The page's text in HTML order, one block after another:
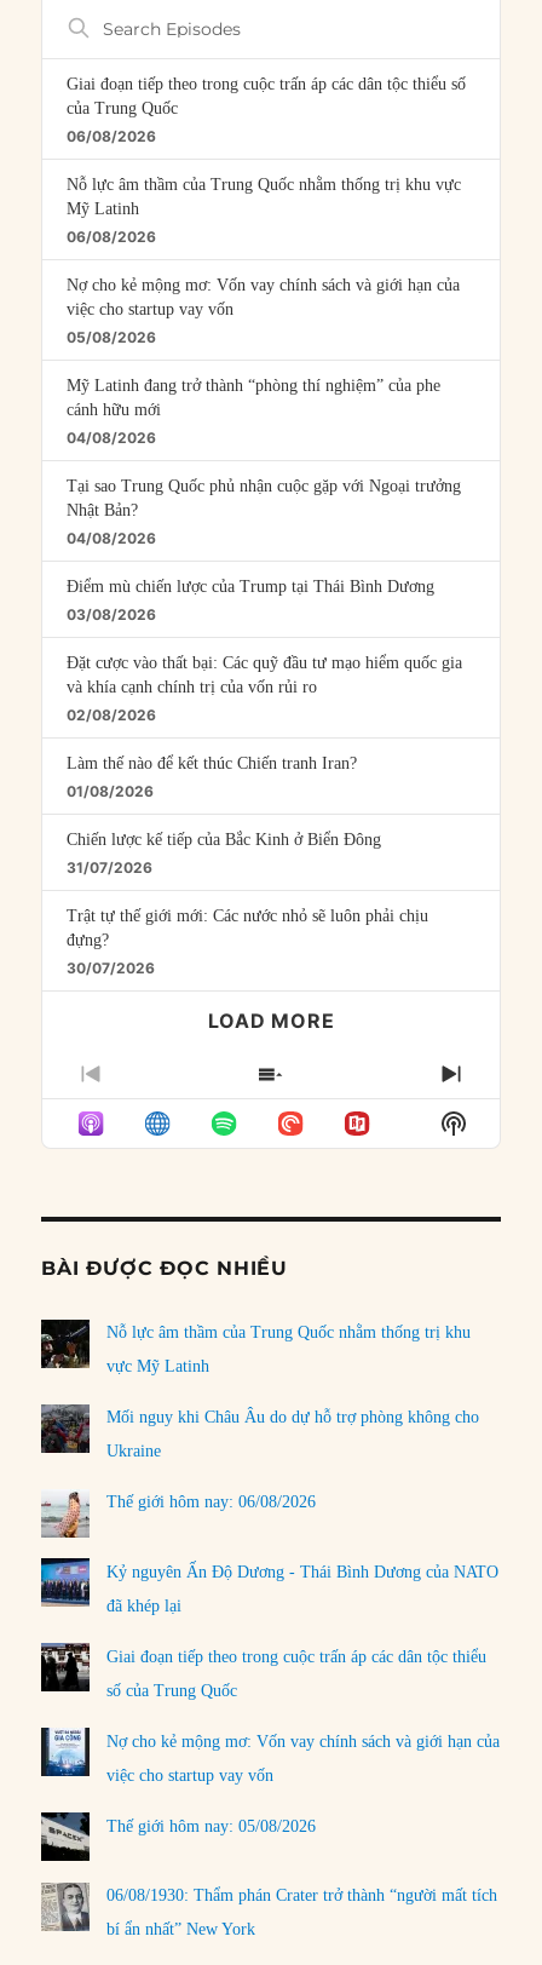
Search
Episodes
Giai đoạn tiếp theo trong cuộc trấn áp các dân tộc thiểu số
của Trung Quốc
06/08/2026
Nỗ lực âm thầm của Trung Quốc nhằm thống trị khu vực
Mỹ Latinh
06/08/2026
Nợ cho kẻ mộng mơ: Vốn vay chính sách và giới hạn của
việc cho startup vay vốn
05/08/2026
Mỹ Latinh đang trở thành “phòng thí nghiệm” của phe
cánh hữu mới
04/08/2026
Tại sao Trung Quốc phủ nhận cuộc gặp với Ngoại trưởng
Nhật Bản?
04/08/2026
Điểm mù chiến lược của Trump tại Thái Bình Dương
03/08/2026
Đặt cược vào thất bại: Các quỹ đầu tư mạo hiểm quốc gia
và khía cạnh chính trị của vốn rủi ro
02/08/2026
Làm thế nào để kết thúc Chiến tranh Iran?
01/08/2026
Chiến lược kế tiếp của Bắc Kinh ở Biển Đông
31/07/2026
Trật tự thế giới mới: Các nước nhỏ sẽ luôn phải chịu
đựng?
30/07/2026
LOAD MORE
PREVIOUS
EPISODE
SHOW
EPISODES
LIST
NEXT
Show
Podcast
BÀI ĐƯỢC ĐỌC NHIỀU
Nỗ lực âm thầm của Trung Quốc nhằm thống trị khu
vực Mỹ Latinh
Mối nguy khi Châu Âu do dự hỗ trợ phòng không cho
Ukraine
Thế giới hôm nay: 06/08/2026
Kỷ nguyên Ấn Độ Dương - Thái Bình Dương của NATO
đã khép lại
Giai đoạn tiếp theo trong cuộc trấn áp các dân tộc thiểu
số của Trung Quốc
Nợ cho kẻ mộng mơ: Vốn vay chính sách và giới hạn của
việc cho startup vay vốn
Thế giới hôm nay: 05/08/2026
06/08/1930: Thẩm phán Crater trở thành “người mất tích
bí ẩn nhất” New York